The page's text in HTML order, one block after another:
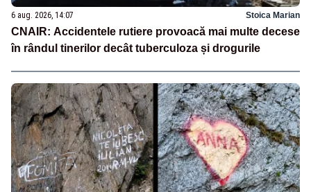
6 aug. 2026, 14:07 Stoica Marian
CNAIR: Accidentele rutiere provoacă mai multe decese
în rândul tinerilor decât tuberculoza și drogurile